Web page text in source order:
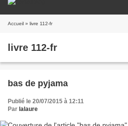
Accueil » livre 112-fr
livre 112-fr
bas de pyjama
Publié le 20/07/2015 à 12:11
Par lalaure